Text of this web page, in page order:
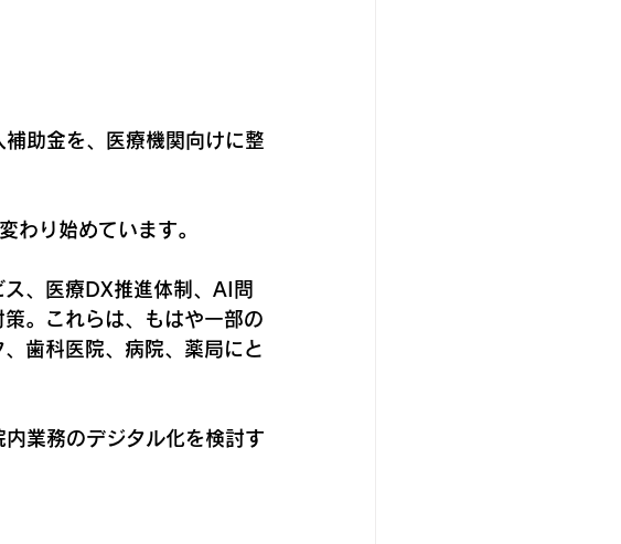
助金を、医療機関向けに整
わり始めています。
、医療DX推進体制、AI問
。これらは、もはや一部の
歯科医院、病院、薬局にと
業務のデジタル化を検討す